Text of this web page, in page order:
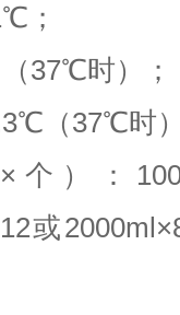
℃；
（37℃时）；
℃（37℃时
×个）：
12或2000ml×